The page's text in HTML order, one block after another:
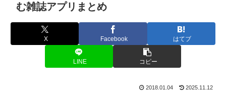
む雑誌アプリまとめ
X Facebook はてブ
LINE コピー
2018.01.04 2025.11.12